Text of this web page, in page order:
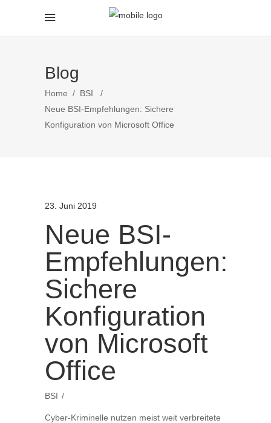
Blog
Home / BSI
/
Neue BSI-Empfehlungen: Sichere
Konfiguration von Microsoft Office
23. Juni 2019
Neue BSI-
Empfehlungen:
Sichere
Konfiguration
von Microsoft
Office
BSI
Cyber-Kriminelle nutzen meist weit verbreitete